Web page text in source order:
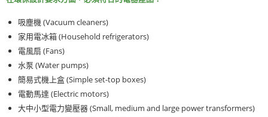
吸塵機 (Vacuum cleaners)
家用電冰箱 (Household refrigerators)
電風扇 (Fans)
水泵 (Water pumps)
簡易式機上盒 (Simple set-top boxes)
電動馬達 (Electric motors)
大中小型電力變壓器 (Small, medium and large power transformers)